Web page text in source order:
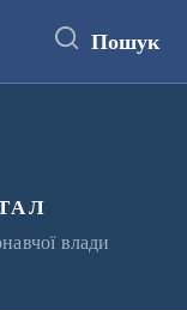
Пошук
влади